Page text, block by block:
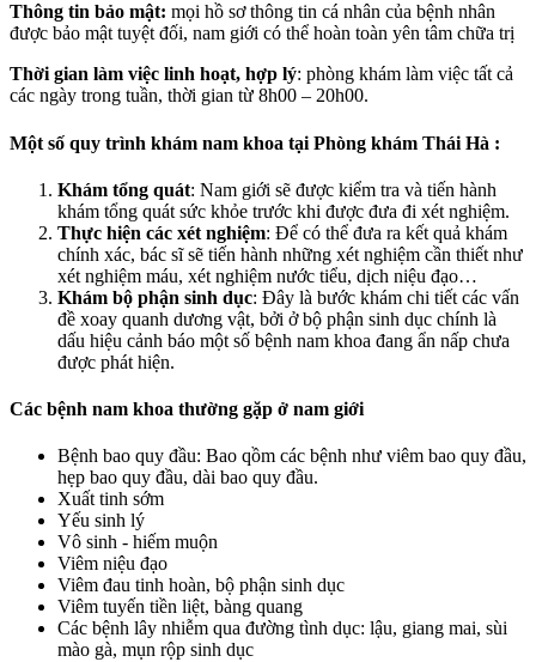
Thông tin bảo mật: mọi hồ sơ thông tin cá nhân của bệnh nhân
được bảo mật tuyệt đối, nam giới có thể hoàn toàn yên tâm chữa trị
Thời gian làm việc linh hoạt, hợp lý: phòng khám làm việc tất cả
các ngày trong tuần, thời gian từ 8h00 – 20h00.
Một số quy trình khám nam khoa tại Phòng khám Thái Hà :
Khám tổng quát: Nam giới sẽ được kiểm tra và tiến hành
khám tổng quát sức khỏe trước khi được đưa đi xét nghiệm.
Thực hiện các xét nghiệm: Để có thể đưa ra kết quả khám
chính xác, bác sĩ sẽ tiến hành những xét nghiệm cần thiết như
xét nghiệm máu, xét nghiệm nước tiểu, dịch niệu đạo…
Khám bộ phận sinh dục: Đây là bước khám chi tiết các vấn
đề xoay quanh dương vật, bởi ở bộ phận sinh dục chính là
dấu hiệu cảnh báo một số bệnh nam khoa đang ẩn nấp chưa
được phát hiện.
Các bệnh nam khoa thường gặp ở nam giới
Bệnh bao quy đầu: Bao qồm các bệnh như viêm bao quy đầu,
hẹp bao quy đầu, dài bao quy đầu.
Xuất tinh sớm
Yếu sinh lý
Vô sinh - hiếm muộn
Viêm niệu đạo
Viêm đau tinh hoàn, bộ phận sinh dục
Viêm tuyến tiền liệt, bàng quang
Các bệnh lây nhiễm qua đường tình dục: lậu, giang mai, sùi
mào gà, mụn rộp sinh dục